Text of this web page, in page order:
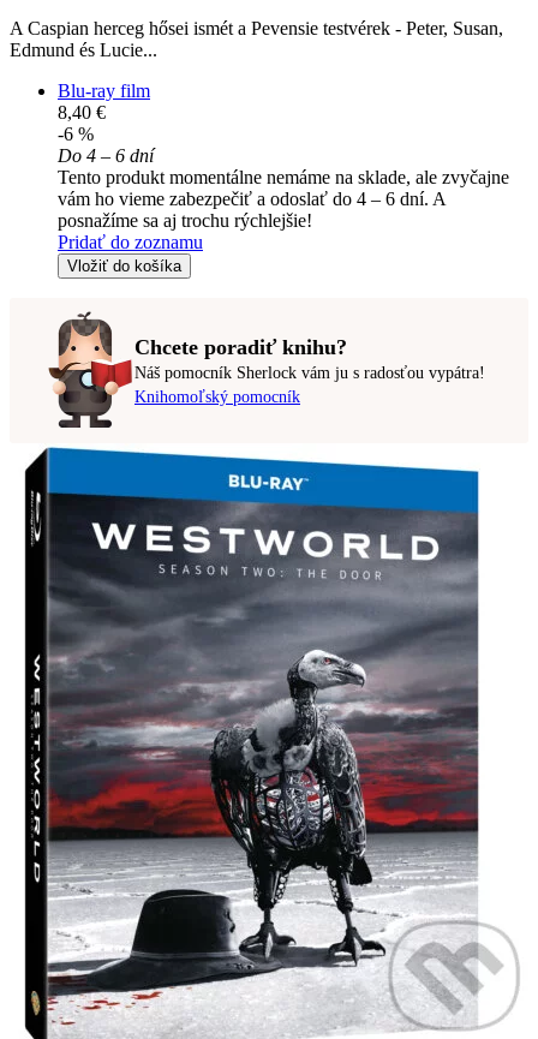
A Caspian herceg hősei ismét a Pevensie testvérek - Peter, Susan,
Edmund és Lucie...
Blu-ray film
8,40 €
-6 %
Do 4 – 6 dní
Tento produkt momentálne nemáme na sklade, ale zvyčajne
vám ho vieme zabezpečiť a odoslať do 4 – 6 dní. A
posnažíme sa aj trochu rýchlejšie!
Pridať do zoznamu
Vložiť do košíka
Chcete poradiť knihu?
Náš pomocník Sherlock vám ju s radosťou vypátra!
Knihomoľský pomocník